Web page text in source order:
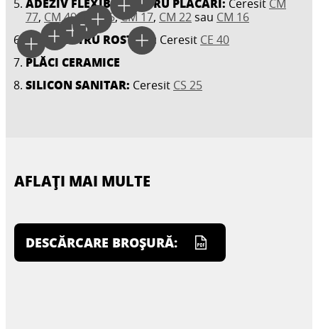
Ceresit CM
77, CM 49, CM 25,CM 17, CM 22 sau CM 16
CHIT PENTRU ROSTURI: Ceresit CE 40
PLĂCI CERAMICE
SILICON SANITAR: Ceresit CS 25
AFLAȚI MAI MULTE
DESCĂRCARE BROȘURĂ: